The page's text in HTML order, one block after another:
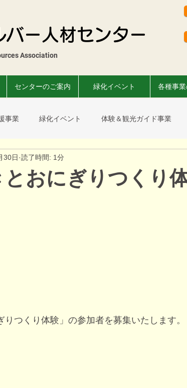
バー人材センター
Association​
センターのご案内 緑化イベント 各種事
事業 緑化イベント 体験＆観光ガイド事業
スまつり 菊花展
おにぎりつくり
30日 読了時間: 1分
りつくり体験」の参加者を募集いたします。